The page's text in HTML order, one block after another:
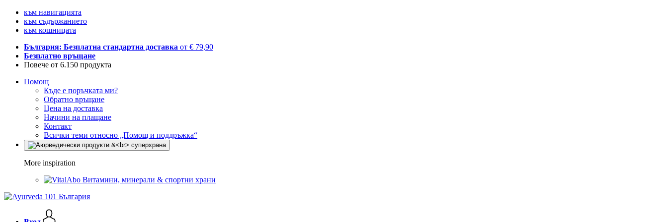
към навигацията
към съдържанието
към кошницата
България: Безплатна стандартна доставка от € 79,90
Безплатно връщане
Повече от 6.150 продукта
Помощ
Къде е поръчката ми?
Обратно връщане
Цена на доставка
Начини на плащане
Контакт
Всички теми относно „Помощ и поддръжка“
More inspiration
Витамини, минерали & спортни храни